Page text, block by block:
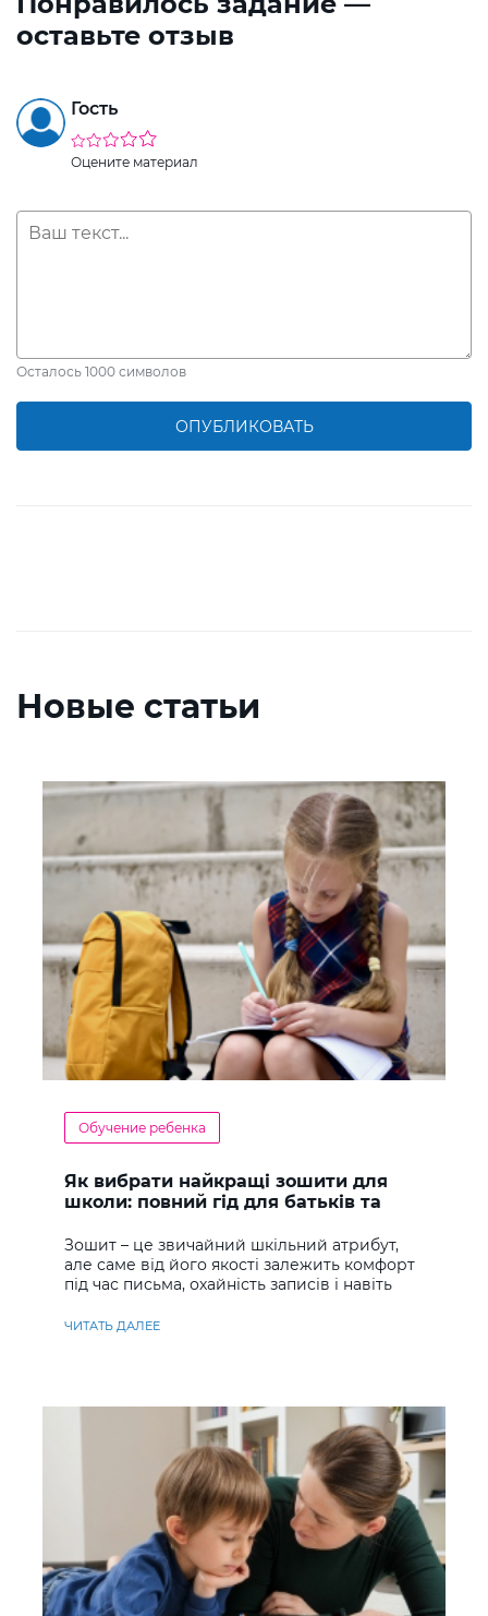
оставьте отзыв
Гость
Оцените материал
Осталось 1000 символов
ОПУБЛИКОВАТЬ
Новые статьи
Обучение ребенка
Як вибрати найкращі зошити для
школи: повний гід для батьків та
Зошит – це звичайний шкільний атрибут,
але саме від його якості залежить комфорт
під час письма, охайність записів і навіть
ЧИТАТЬ ДАЛЕЕ